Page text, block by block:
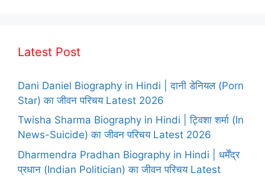
Latest Post
Dani Daniel Biography in Hindi | दानी डेनियल (Porn
Star) का जीवन परिचय Latest 2026
Twisha Sharma Biography in Hindi | ट्विशा शर्मा (In
News-Suicide) का जीवन परिचय Latest 2026
Dharmendra Pradhan Biography in Hindi | धर्मेंद्र
प्रधान (Indian Politician) का जीवन परिचय Latest